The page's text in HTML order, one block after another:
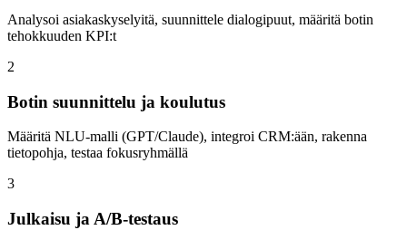
Analysoi asiakaskyselyitä, suunnittele dialogipuut, määritä botin
tehokkuuden KPI:t
2
Botin suunnittelu ja koulutus
Määritä NLU-malli (GPT/Claude), integroi CRM:ään, rakenna
tietopohja, testaa fokusryhmällä
3
Julkaisu ja A/B-testaus